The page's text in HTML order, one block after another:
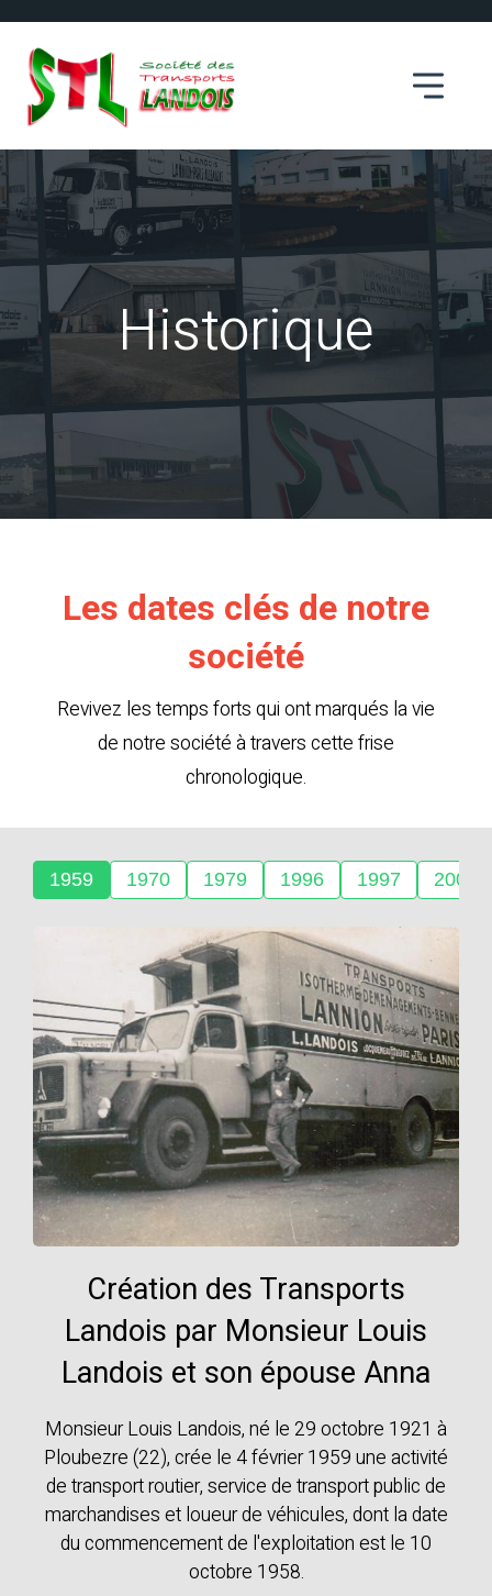
Historique
Les dates clés de notre
société
Revivez les temps forts qui ont marqués la vie
de notre société à travers cette frise
chronologique.
1959 1970 1979 1996 1997 2009
Création des Transports
Landois par Monsieur Louis
Landois et son épouse Anna
Monsieur Louis Landois, né le 29 octobre 1921 à
Ploubezre (22), crée le 4 février 1959 une activité
de transport routier, service de transport public de
marchandises et loueur de véhicules, dont la date
du commencement de l'exploitation est le 10
octobre 1958.